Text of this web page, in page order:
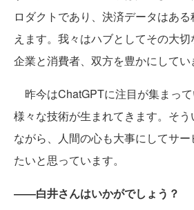
ロダクトであり、決済データはあ
えます。我々はハブとしてその大切
企業と消費者、双方を豊かにしてい
昨今はChatGPTに注目が集まっ
様々な技術が生まれてきます。そ
ながら、人間の心も大事にしてサ
たいと思っています。
――白井さんはいかがでしょう？